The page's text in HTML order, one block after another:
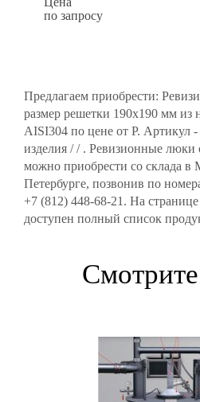
по запросу
Предлагаем приобрести:
размер решетки 190х190 мм из
AISI304 по цене от Р. Артикул
изделия / / . Ревизионные люки
можно приобрести со склада в
Петербурге, позвонив по
+7 (812) 448-68-21. На
доступен полный список